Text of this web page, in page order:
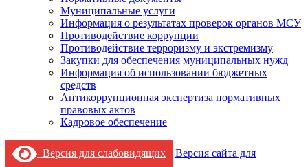
Муниципальные услуги
Информация о результатах проверок органов МСУ
Противодействие коррупции
Противодействие терроризму и экстремизму
Закупки для обеспечения муниципальных нужд
Информация об использовании бюджетных
средств
Антикоррупционная экспертиза нормативных
правовых актов
Кадровое обеспечение
Версия для слабовидящих
Версия сайта для